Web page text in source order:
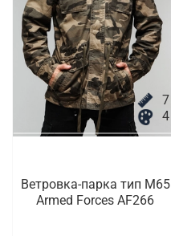
7
4
Ветровка-парка тип M65
Armed Forces AF266